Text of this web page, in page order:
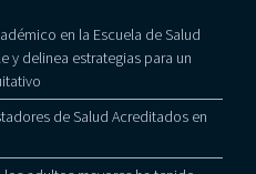
en la Escuela de Salud
y delinea estrategias para un
de Salud Acreditados en